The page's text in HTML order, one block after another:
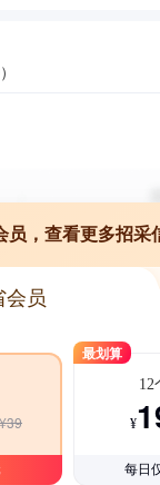
员，查看更多招采
员
¥39
最划算
12
¥
每日